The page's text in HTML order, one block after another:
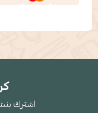
اشترك